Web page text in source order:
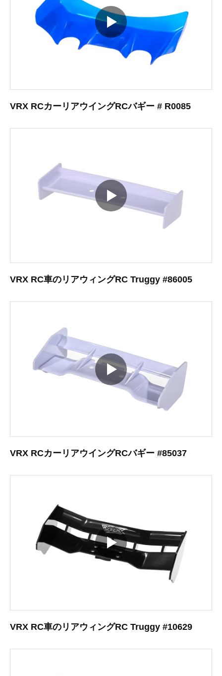
VRX RCカーリアウイングRCバギー # R0085
VRX RC車のリアウィングRC Truggy #86005
VRX RCカーリアウイングRCバギー #85037
VRX RC車のリアウィングRC Truggy #10629